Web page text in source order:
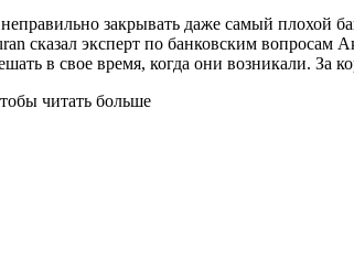
закрывать даже самый плохой
сказал эксперт по банковским
в свое время, когда они возникали. За
читать больше